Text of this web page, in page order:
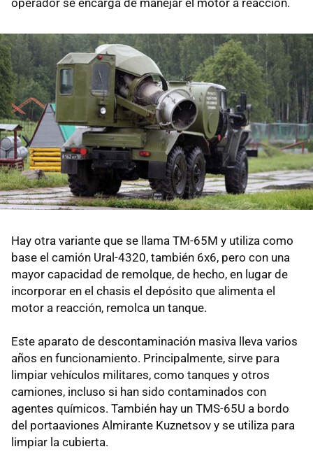
Hay otra variante que se llama TM-65M y utiliza como
base el camión Ural-4320, también 6x6, pero con una
mayor capacidad de remolque, de hecho, en lugar de
incorporar en el chasis el depósito que alimenta el
motor a reacción, remolca un tanque.
Este aparato de descontaminación masiva lleva varios
años en funcionamiento. Principalmente, sirve para
limpiar vehículos militares, como tanques y otros
camiones, incluso si han sido contaminados con
agentes químicos. También hay un TMS-65U a bordo
del portaaviones Almirante Kuznetsov y se utiliza para
limpiar la cubierta.